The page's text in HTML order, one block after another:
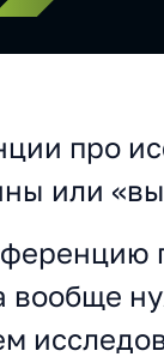
про
или
вообще